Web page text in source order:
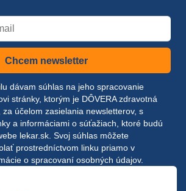
Chcem newsletter
dávam súhlas na jeho spracovanie
stránky, ktorým je DÔVERA zdravotná
účelom zasielania newsletterov, s
a informáciami o súťažiach, ktoré budú
lekar.sk. Svoj súhlas môžete
prostredníctvom linku priamo v
o spracovaní osobných údajov.